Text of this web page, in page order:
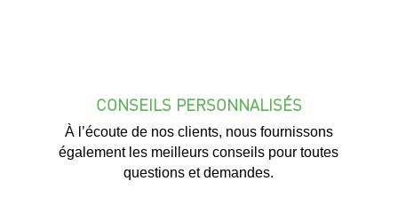
CONSEILS PERSONNALISÉS
À l’écoute de nos clients, nous fournissons
également les meilleurs conseils pour toutes
questions et demandes.